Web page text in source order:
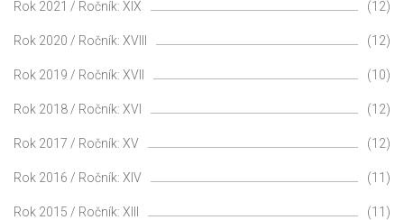
Rok 2021 / Ročník: XIX (12)
Rok 2020 / Ročník: XVIII (12)
Rok 2019 / Ročník: XVII (10)
Rok 2018 / Ročník: XVI (12)
Rok 2017 / Ročník: XV (12)
Rok 2016 / Ročník: XIV (11)
Rok 2015 / Ročník: XIII (11)